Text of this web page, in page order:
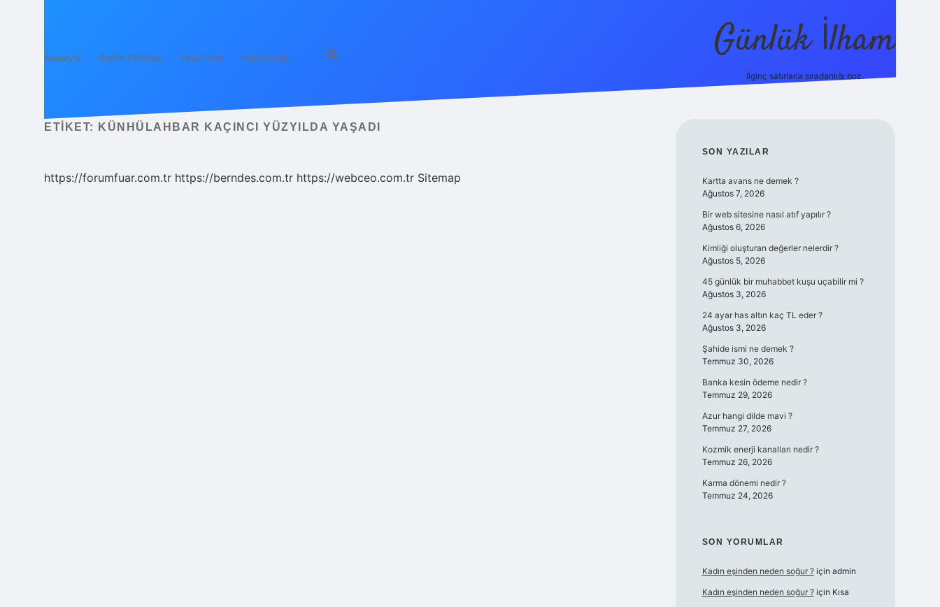
Anasayfa Gizlilik Politikası Yasal Uyarı Hakkımızda Günlük İlham
İlginç satırlarla sıradanlığı boz.
ETIKET: KÜNHÜLAHBAR KAÇINCI YÜZYILDA YAŞADI
https://forumfuar.com.tr https://berndes.com.tr https://webceo.com.tr Sitemap
SIDEBAR
SON YAZILAR
Kartta avans ne demek ?
Ağustos 7, 2026
Bir web sitesine nasıl atıf yapılır ?
Ağustos 6, 2026
Kimliği oluşturan değerler nelerdir ?
Ağustos 5, 2026
45 günlük bir muhabbet kuşu uçabilir mi ?
Ağustos 3, 2026
24 ayar has altın kaç TL eder ?
Ağustos 3, 2026
Şahide ismi ne demek ?
Temmuz 30, 2026
Banka kesin ödeme nedir ?
Temmuz 29, 2026
Azur hangi dilde mavi ?
Temmuz 27, 2026
Kozmik enerji kanalları nedir ?
Temmuz 26, 2026
Karma dönemi nedir ?
Temmuz 24, 2026
SON YORUMLAR
Kadın eşinden neden soğur ?için admin
Kadın eşinden neden soğur ?için Kısa